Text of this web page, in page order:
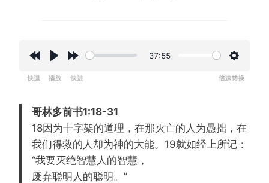
i
n
d
1
y
w
a
r
d
37:55
哥林多前书1:18-31
18因为十字架的道理，在那灭亡的人为愚拙，在
我们得救的人却为神的大能。19就如经上所记：
“我要灭绝智慧人的智慧，
废弃聪明人的聪明。”